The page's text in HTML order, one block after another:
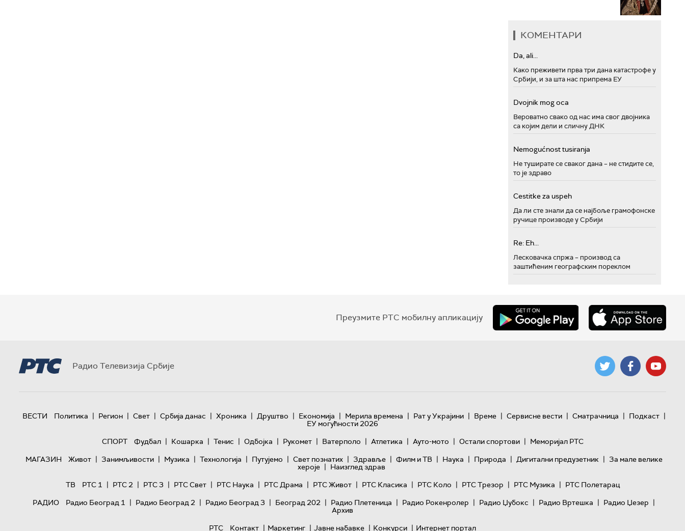
КОМЕНТАРИ
Da, ali...
Како преживети прва три дана катастрофе у
Србији, и за шта нас припрема ЕУ
Dvojnik mog oca
Вероватно свако од нас има свог двојника
са којим дели и сличну ДНК
Nemogućnost tusiranja
Не туширате се сваког дана – не стидите се,
то је здраво
Cestitke za uspeh
Да ли сте знали да се најбоље грамофонске
ручице производе у Србији
Re: Eh...
Лесковачка спржа – производ са
заштићеним географским пореклом
Преузмите РТС мобилну апликацију
Радио Телевизија Србије
ВЕСТИ Политика | Регион | Свет | Србија данас | Хроника | Друштво | Економија | Мерила времена | Рат у Украјини | Време | Сервисне вести | Сматрачница | Подкаст |
ЕУ могућности 2026
СПОРТ
Фудбал | Кошарка | Тенис | Одбојка | Рукомет | Ватерполо | Атлетика | Ауто-мото | Остали спортови | Меморијал РТС
МАГАЗИН
Живот | Занимљивости | Музика | Технологијa | Путујемо | Свет познатих | Здравље | Филм и ТВ | Наука | Природа | Дигитални предузетник | За мале велике
хероје | Наизглед здрав
ТВ
РТС 1 | РТС 2 | РТС 3 | РТС Свет | РТС Наука | РТС Драма | РТС Живот | РТС Класика | РТС Коло | РТС Трезор | РТС Музика | РТС Полетарац
РАДИО
Радио Београд 1 | Радио Београд 2 | Радио Београд 3 | Београд 202 | Радио Плетеница | Радио Рокенролер | Радио Џубокс | Радио Вртешка | Радио Џезер |
Архив
РТС
Контакт | Маркетинг | Јавне набавке | Конкурси | Интернет портал